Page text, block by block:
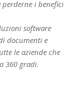
i benefici
software
documenti e
le aziende che
360 gradi.